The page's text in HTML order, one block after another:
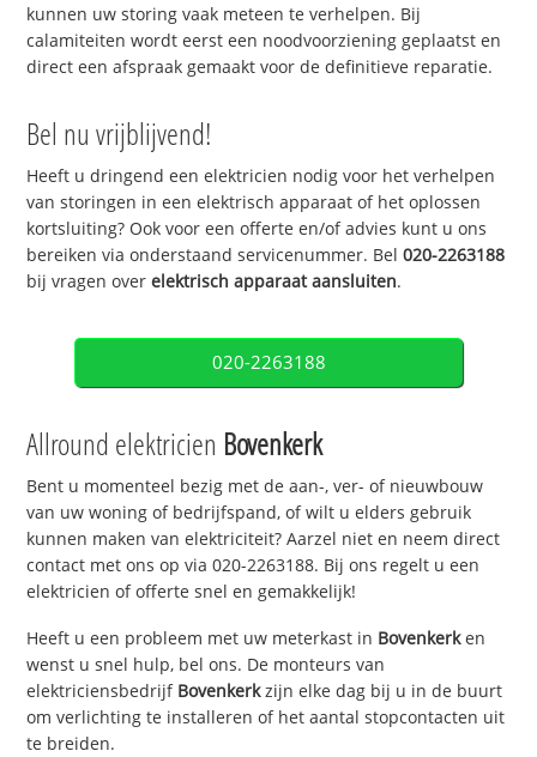
kunnen uw storing vaak meteen te verhelpen. Bij
calamiteiten wordt eerst een noodvoorziening geplaatst en
direct een afspraak gemaakt voor de definitieve reparatie.
Bel nu vrijblijvend!
Heeft u dringend een elektricien nodig voor het verhelpen
van storingen in een elektrisch apparaat of het oplossen
kortsluiting? Ook voor een offerte en/of advies kunt u ons
bereiken via onderstaand servicenummer. Bel020-2263188
bij vragen overelektrisch apparaat aansluiten.
020-2263188
Allround elektricien Bovenkerk
Bent u momenteel bezig met de aan-, ver- of nieuwbouw
van uw woning of bedrijfspand, of wilt u elders gebruik
kunnen maken van elektriciteit? Aarzel niet en neem direct
contact met ons op via 020-2263188. Bij ons regelt u een
elektricien of offerte snel en gemakkelijk!
Heeft u een probleem met uw meterkast in Bovenkerken
wenst u snel hulp, bel ons. De monteurs van
elektriciensbedrijf Bovenkerkzijn elke dag bij u in de buurt
om verlichting te installeren of het aantal stopcontacten uit
te breiden.